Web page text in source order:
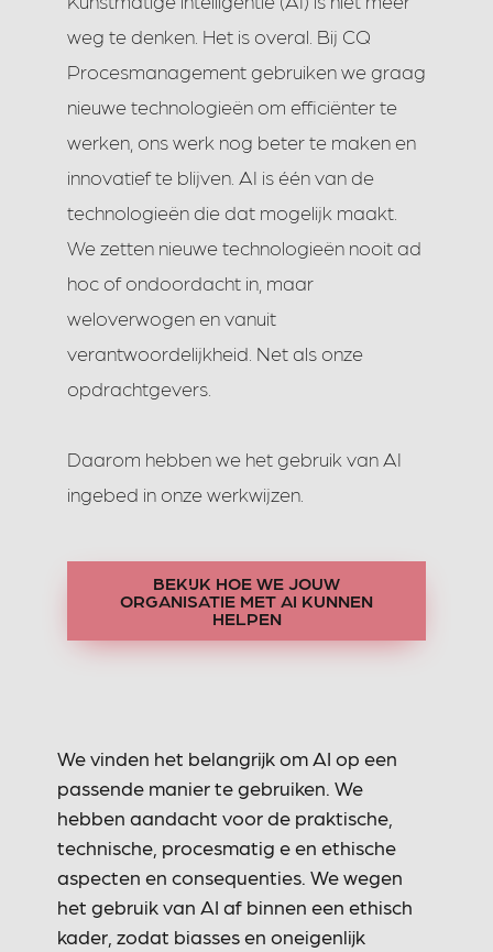
weg te denken. Het is overal. Bij CQ
Procesmanagement gebruiken we graag
nieuwe technologieën om efficiënter te
werken, ons werk nog beter te maken en
innovatief te blijven. AI is één van de
technologieën die dat mogelijk maakt.
We zetten nieuwe technologieën nooit ad
hoc of ondoordacht in, maar
weloverwogen en vanuit
verantwoordelijkheid. Net als onze
opdrachtgevers.
Daarom hebben we het gebruik van AI
ingebed in onze werkwijzen.
BEKIJK HOE WE JOUW
ORGANISATIE MET AI KUNNEN
HELPEN
We vinden het belangrijk om AI op een
passende manier te gebruiken. We
hebben aandacht voor de praktische,
technische, procesmatig e en ethische
aspecten en consequenties. We wegen
het gebruik van AI af binnen een ethisch
kader, zodat biasses en oneigenlijk